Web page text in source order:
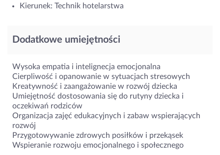
Kierunek: Technik hotelarstwa
Dodatkowe umiejętności
Wysoka empatia i intelignecja emocjonalna
Cierpliwość i opanowanie w sytuacjach stresowych
Kreatywność i zaangażowanie w rozwój dziecka
Umiejętność dostosowania się do rutyny dziecka i
oczekiwań rodziców
Organizacja zajęć edukacyjnych i zabaw wspierających
rozwój
Przygotowywanie zdrowych posiłków i przekąsek
Wspieranie rozwoju emocjonalnego i społecznego